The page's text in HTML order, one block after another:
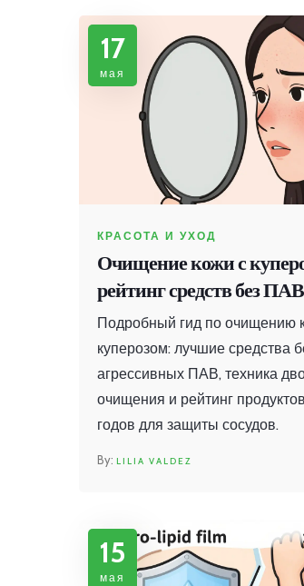
17
мая
КРАСОТА И УХОД
Очищение кожи с
рейтинг средств без
2026 году
Подробный гид по очищению
куперозом: лучшие средства
агрессивных ПАВ, техника
очищения и рейтинг
годов для защиты сосудов.
LILIA VALDEZ
15
мая